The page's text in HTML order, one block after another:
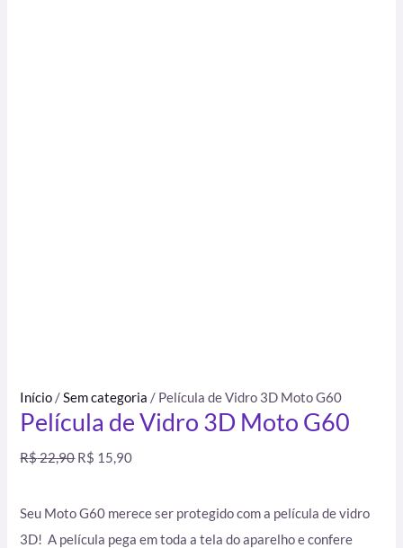
Início /Sem categoria / Película de Vidro 3D Moto G60
Película de Vidro 3D Moto G60
R$22,90 R$ 15,90
Seu Moto G60 merece ser protegido com a película de vidro
3D! A película pega em toda a tela do aparelho e confere